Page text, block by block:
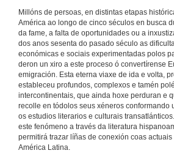
Millóns de persoas, en distintas etapas
América ao longo de cinco séculos en busca
da fame, a falta de oportunidades ou a
dos anos sesenta do pasado século as
económicas e sociais experimentadas polos
deron un xiro a este proceso ó convertírense
emigración. Esta eterna viaxe de ida e volta,
estableceu profundos, complexos e tamén
intercontinentais, que ainda hoxe perduran e
recolle en tódolos seus xéneros conformando
os estudios literarios e culturais
este fenómeno a través da literatura
permitirá trazar líñas de conexión coas
América Latina.